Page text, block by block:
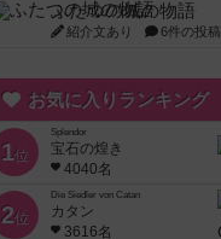
ふたつの城の物語
紹介文あり 6件の投稿
お気に入りランキング
1位
Splendor
宝石の煌き
4040名
2位
Die Siedler von Catan
カタン
3616名